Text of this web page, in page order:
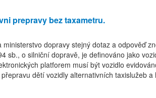
prepravy bez taxametru.
dopravy stejný dotaz a odpověď
sb., o silniční dopravě, je definováno jako
platforem musí být vozidlo
dětí vozidly alternativních taxislužeb